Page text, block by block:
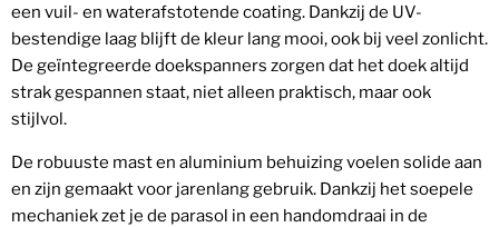
een vuil- en waterafstotende coating. Dankzij de UV-
bestendige laag blijft de kleur lang mooi, ook bij veel zonlicht.
De geïntegreerde doekspanners zorgen dat het doek altijd
strak gespannen staat, niet alleen praktisch, maar ook
stijlvol.
De robuuste mast en aluminium behuizing voelen solide aan
en zijn gemaakt voor jarenlang gebruik. Dankzij het soepele
mechaniek zet je de parasol in een handomdraai in de